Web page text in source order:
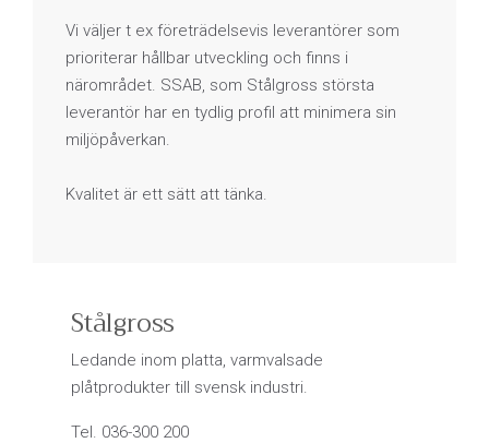
Vi väljer t ex företrädelsevis leverantörer som
prioriterar hållbar utveckling och finns i
närområdet. SSAB, som Stålgross största
leverantör har en tydlig profil att minimera sin
miljöpåverkan.
Kvalitet är ett sätt att tänka.
Stålgross
Ledande inom platta, varmvalsade
plåtprodukter till svensk industri.
Tel. 036-300 200